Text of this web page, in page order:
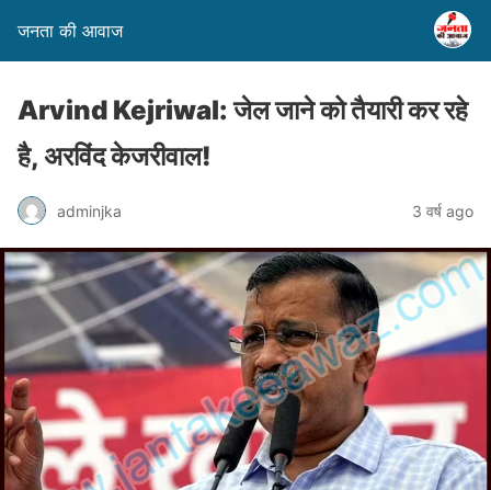
जनता की आवाज
Arvind Kejriwal: जेल जाने को तैयारी कर रहे
है, अरविंद केजरीवाल!
adminjka 3 वर्ष ago